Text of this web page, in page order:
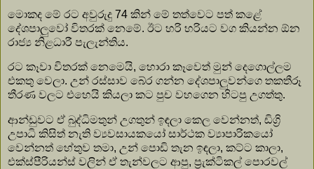
මොකද මේ රට අවුරුදු 74 කින් මේ තත්වෙට පත් කළේ
දේශපාලුවෝ විතරක් නෙමේ. ඊට හරි හරියට වග කියන්න ඕන
රාජ්‍ය නිළධාරී පැලැන්තිය.
රට කෑවා විතරක් නෙමෙයි, හොරා කෑවෙත් මුන් දෙගොල්ලම
එකතු වෙලා. උන් රස්සාව බේර ගන්න දේශපාලුවන්ගෙ තකතීරූ
තීරණ වලට එහෙයි කියලා කට පුච වහගෙන හිටපු උගත්තු.
ආන්ඩුවට ඒ බුද්ධිමතුන් උගතුන් ඉඳලා කෙල වෙන්නත්, ඩිග්‍රි
උපාධි කිසිත් නැති ව්‍යවසායකයෝ සාර්ථක ව්‍යාපාරිකයෝ
වෙන්නත් හේතුව තමා, උන් පොඩි තැන ඉඳලා, කට්ට කාලා,
එක්ස්පීරියන්ස් වලින් ඒ තැන්වලට ආපු, ප්‍රැක්ටිකල් පොරවල්